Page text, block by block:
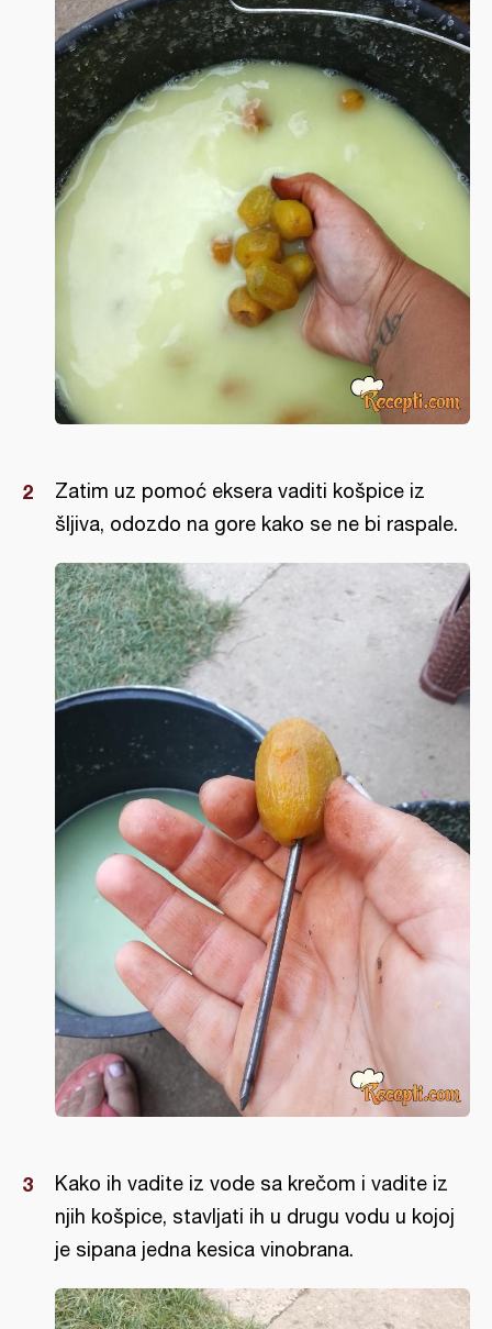
Zatim uz pomoć eksera vaditi košpice iz
šljiva, odozdo na gore kako se ne bi raspale.
Kako ih vadite iz vode sa krečom i vadite iz
njih košpice, stavljati ih u drugu vodu u kojoj
je sipana jedna kesica vinobrana.